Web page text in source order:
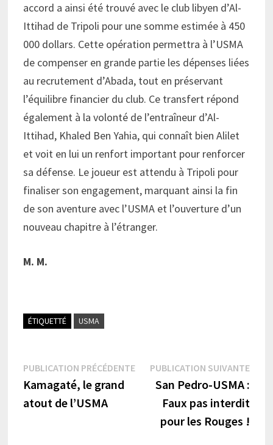
accord a ainsi été trouvé avec le club libyen d’Al-
Ittihad de Tripoli pour une somme estimée à 450
000 dollars. Cette opération permettra à l’USMA
de compenser en grande partie les dépenses liées
au recrutement d’Abada, tout en préservant
l’équilibre financier du club. Ce transfert répond
également à la volonté de l’entraîneur d’Al-
Ittihad, Khaled Ben Yahia, qui connaît bien Alilet
et voit en lui un renfort important pour renforcer
sa défense. Le joueur est attendu à Tripoli pour
finaliser son engagement, marquant ainsi la fin
de son aventure avec l’USMA et l’ouverture d’un
nouveau chapitre à l’étranger.
M. M.
ÉTIQUETTÉ USMA
Navigation
de
PUBLICATION PRÉCÉDENTEPublication
précédente :
Kamagaté, le grand
atout de l’USMA
PUBLICATION SUIVANTE
San Pedro-USMA :
Faux pas interdit
pour les Rouges !